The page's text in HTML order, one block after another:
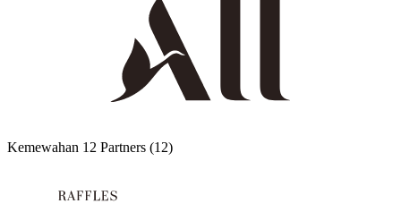
Kemewahan 12 Partners (12)